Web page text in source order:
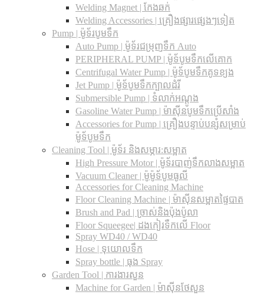
Welding Magnet | កែងឆក់
Welding Accessories | គ្រឿងផ្សារផ្សេងៗទៀត
Pump | ម៉ូទ័របូមទឹក
Auto Pump | ម៉ូទ័រជម្រុញទឹក Auto
PERIPHERAL PUMP | ម៉ូទ័បូមទឹកលើគោក
Centrifugal Water Pump | ម៉ូទ័បូមទឹកគូទខ្យង
Jet Pump | ម៉ូទ័បូមទឹកក្បាលដំរី
Submersible Pump | ទំលាក់អណ្តូង
Gasoline Water Pump | ម៉ាស៊ីនបូមទឹកប្រើសាំង
Accessories for Pump | គ្រឿងបន្ទាប់បន្សំសម្រាប់
ម៉ូទ័បូមទឹក
Cleaning Tool | ម៉ូទ័រ និងសម្ភារ:សម្អាត
High Pressure Motor | ម៉ូទ័របាញ់ទឹកលាងសម្អាត
Vacuum Cleaner | ម៉ូម៉ូទ័បូមធូលី
Accessories for Cleaning Machine
Floor Cleaning Machine | ម៉ាស៊ីនសម្អាតផ្ទៃបាត
Brush and Pad | ច្រាស់និងប៉ុងប៉ូលា
Floor Squeegee| ដងកៀរទឺកលើ Floor
Spray WD40 / WD40
Hose | ទុយោលទឹក
Spray bottle | ធុង Spray
Garden Tool | ការងារសួន
Machine for Garden | ម៉ាស៊ីនថែសួន